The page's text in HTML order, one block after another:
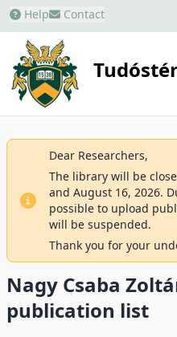
Help Contact
Dear Researchers,
The library will be
and August 16, 2026.
possible to upload
will be suspended.
Thank you for your
Nagy Csaba
publication list